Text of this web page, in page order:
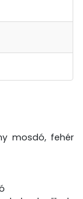
mosdó, fehér